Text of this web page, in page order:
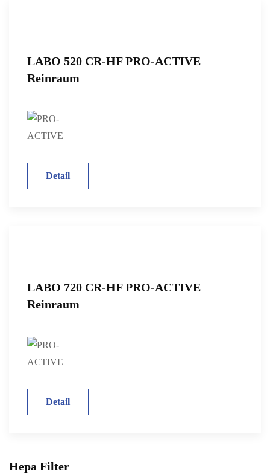
LABO 520 CR-HF PRO-ACTIVE
Reinraum
Detail
LABO 720 CR-HF PRO-ACTIVE
Reinraum
Detail
Hepa Filter